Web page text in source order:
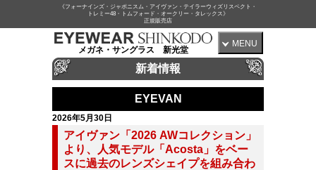
《フォーナインズ・ジャポニスム・アイヴァン・テイラーウィズリスペクト・
トレミー48・トムフォード・オークリー・タレックス》
正規販売店
メガネ・サングラス 新光堂
MENU
新着情報
EYEVAN
2026年5月30日
アイヴァン「2026 AWコレクション」
より、人気モデル「Acosta」をベー
スに過去のレンズシェイプを組み合わ